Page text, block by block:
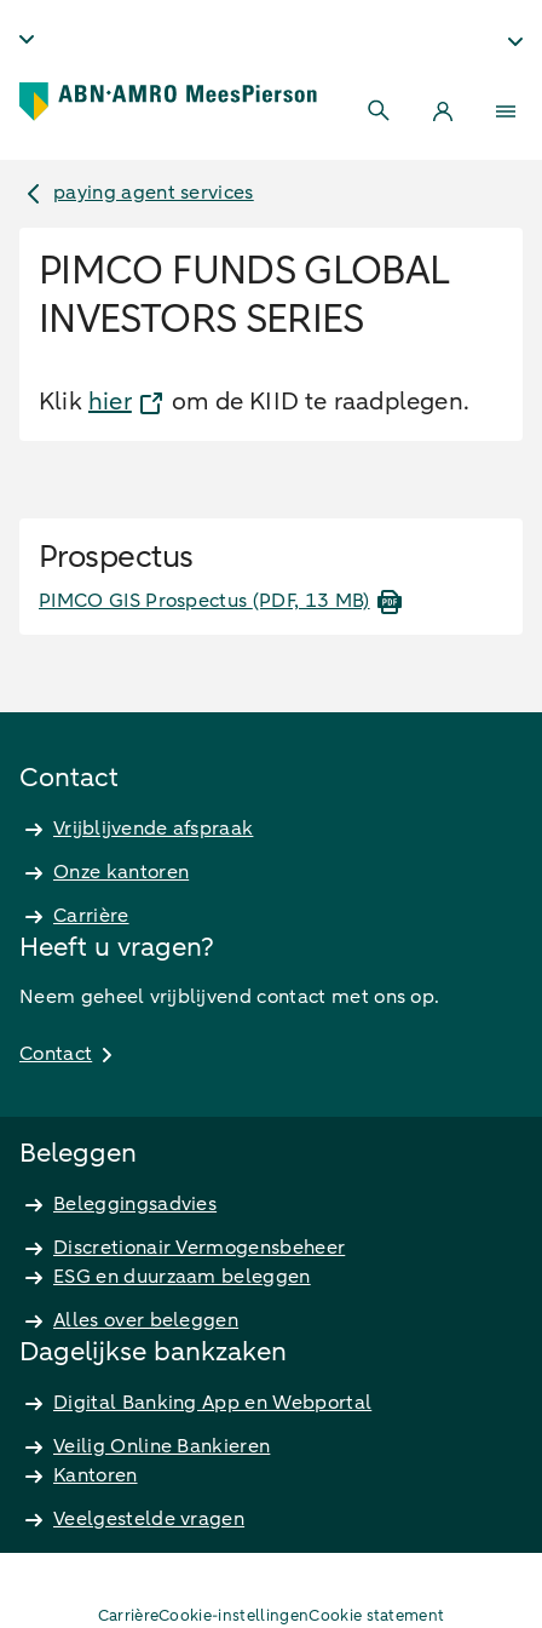
paying agent services
PIMCO FUNDS GLOBAL
INVESTORS SERIES
Klik hier om de KIID te raadplegen.
Prospectus
PIMCO GIS Prospectus (PDF, 13 MB)
Contact
Vrijblijvende afspraak
Onze kantoren
Carrière
Heeft u vragen?
Neem geheel vrijblijvend contact met ons op.
Contact
Beleggen
Beleggingsadvies
Discretionair Vermogensbeheer
ESG en duurzaam beleggen
Alles over beleggen
Dagelijkse bankzaken
Digital Banking App en Webportal
Veilig Online Bankieren
Kantoren
Veelgestelde vragen
CarrièreCookie-instellingenCookie statement